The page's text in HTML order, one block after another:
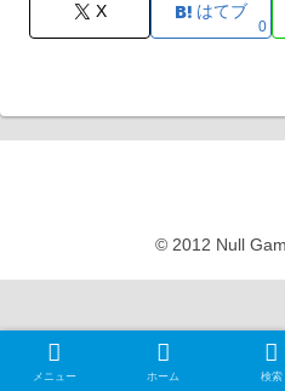
X はてブ
0
© 2012 Null
メニュー ホーム 検索